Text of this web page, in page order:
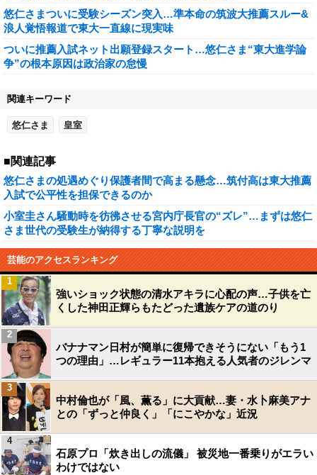
悠仁さまついに受験シーズン突入…準本命の筑波大推薦スルー&
浪人覚悟報道で東大一直線に現実味
ついに推薦入試ネット出願登録スタート…悠仁さま“東大進学論
争”の根本原因は政治家の怠慢
関連キーワード
悠仁さま 皇室
■関連記事
悠仁さまの処遇めぐり保護者間で高まる懸念…筑付高は東大推薦
入試で公平性を担保できるのか
小室圭さん騒動時を彷彿させる宮内庁長官の“ズレ”…まずは悠仁
さま世代の受験生が納得する丁寧な説明を
芸能のアクセスランキング
強いショック状態の清水アキラに心配の声…子供を亡
くした神田正輝らもたどった遺族ケアの道のり
1
バナナマン日村が簡単に復帰できそうにない「もう1
つの理由」…レギュラー11本抱える人気者のジレンマ
2
中村倫也が「風、薫る」に大貢献…妻・水卜麻美アナ
との「ずっと仲良く」「にこやかな」近況
3
石原プロ「炊き出しの流儀」 被災地一番乗りがエラい
わけではない
4